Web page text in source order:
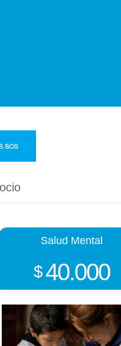
Salud Mental
$40.000